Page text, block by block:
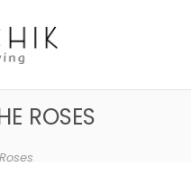
ROSES